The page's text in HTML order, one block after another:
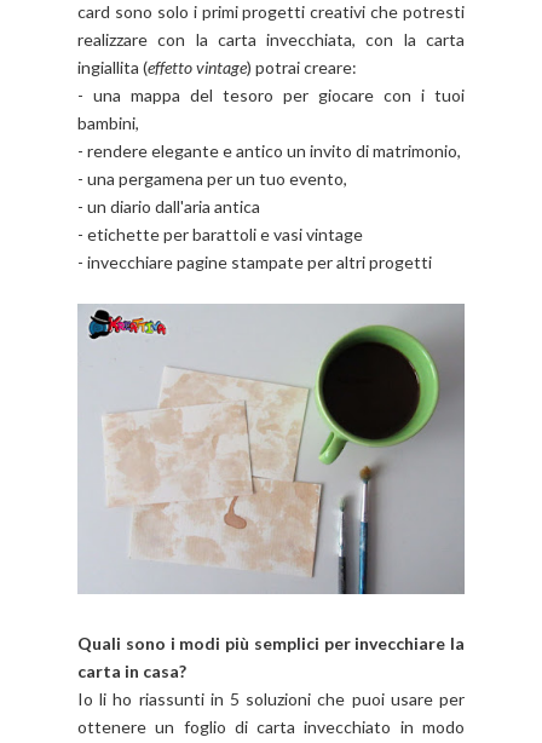
card sono solo i primi progetti creativi che potresti
realizzare con la carta invecchiata, con la carta
ingiallita (effetto vintage) potrai creare:
- una mappa del tesoro per giocare con i tuoi
bambini,
- rendere elegante e antico un invito di matrimonio,
- una pergamena per un tuo evento,
- un diario dall'aria antica
- etichette per barattoli e vasi vintage
- invecchiare pagine stampate per altri progetti
Quali sono i modi più semplici per invecchiare la
carta in casa?
Io li ho riassunti in 5 soluzioni che puoi usare per
ottenere un foglio di carta invecchiato in modo